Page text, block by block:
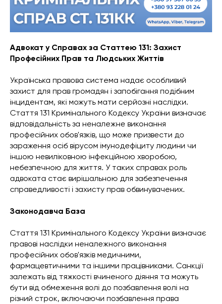
Адвокат у Справах за Статтею 131: Захист
Професійних Прав та Людських Життів
Українська правова система надає особливий
захист для прав громадян і запобігання подібним
інцидентам, які можуть мати серйозні наслідки.
Стаття 131 Кримінального Кодексу України визначає
відповідальність за неналежне виконання
професійних обов'язків, що може призвести до
зараження осіб вірусом імунодефіциту людини чи
іншою невиліковною інфекційною хворобою,
небезпечною для життя. У таких справах роль
адвоката стає вирішальною для забезпечення
справедливості і захисту прав обвинувачених.
Законодавча База
Стаття 131 Кримінального Кодексу України визначає
правові наслідки неналежного виконання
професійних обов'язків медичними,
фармацевтичними та іншими працівниками. Санкції
залежать від тяжкості вчиненого діяння та можуть
бути від обмеження волі до позбавлення волі на
різний строк, включаючи позбавлення права